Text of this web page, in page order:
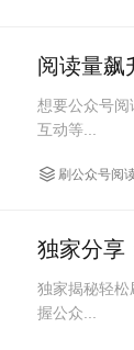
阅读量飙
想要公众号
互动等...
刷公众号阅
独家分享
独家揭秘轻
握公众...